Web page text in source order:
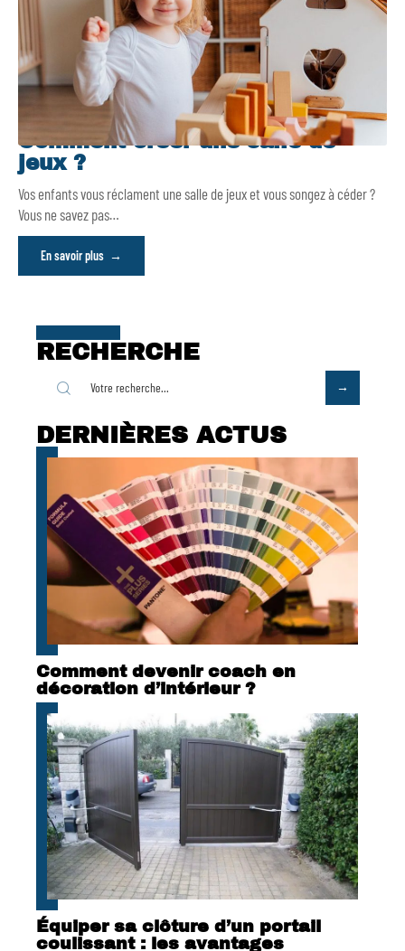
Comment créer une salle de
jeux ?
Vos enfants vous réclament une salle de jeux et vous songez à céder ?
Vous ne savez pas…
En savoir plus
RECHERCHE
DERNIÈRES ACTUS
Comment devenir coach en
décoration d’intérieur ?
Équiper sa clôture d’un portail
coulissant : les avantages